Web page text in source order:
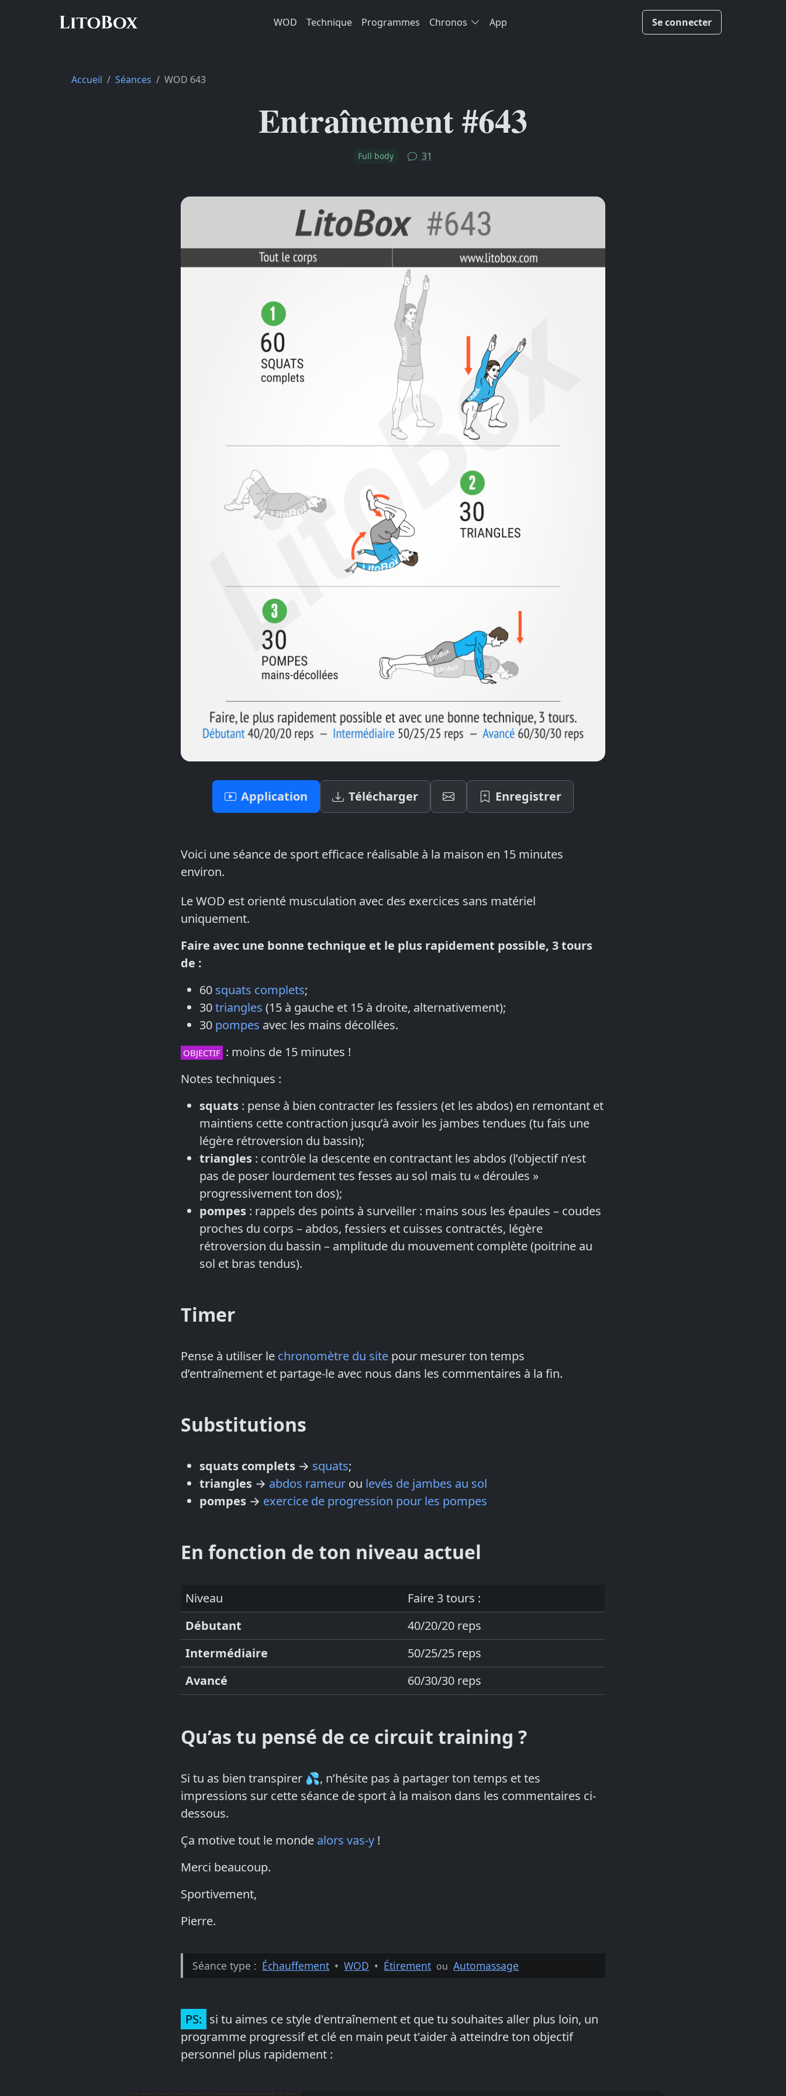
Se connecter
WOD Technique Programmes Chronos App
Accueil Séances WOD 643
Entraînement #643
Full body 31
Application Télécharger Enregistrer
Voici une séance de sport efficace réalisable à la maison en 15 minutes
environ.
Le WOD est orienté musculation avec des exercices sans matériel
uniquement.
Faire avec une bonne technique et le plus rapidement possible, 3 tours
de :
60 squats complets;
30triangles (15 à gauche et 15 à droite, alternativement);
30 pompes avec les mains décollées.
OBJECTIF : moins de 15 minutes !
Notes techniques :
squats : pense à bien contracter les fessiers (et les abdos) en remontant et
maintiens cette contraction jusqu’à avoir les jambes tendues (tu fais une
légère rétroversion du bassin);
triangles : contrôle la descente en contractant les abdos (l’objectif n’est
pas de poser lourdement tes fesses au sol mais tu « déroules »
progressivement ton dos);
pompes : rappels des points à surveiller : mains sous les épaules – coudes
proches du corps – abdos, fessiers et cuisses contractés, légère
rétroversion du bassin – amplitude du mouvement complète (poitrine au
sol et bras tendus).
Timer
Pense à utiliser le chronomètre du site pour mesurer ton temps
d’entraînement et partage-le avec nous dans les commentaires à la fin.
Substitutions
squats complets → squats;
triangles → abdos rameur ou levés de jambes au sol
pompes → exercice de progression pour les pompes
En fonction de ton niveau actuel
Niveau
Faire 3 tours :
Débutant
40/20/20 reps
Intermédiaire
50/25/25 reps
Avancé
60/30/30 reps
Qu’as tu pensé de ce circuit training ?
Si tu as bien transpirer 💦, n’hésite pas à partager ton temps et tes
impressions sur cette séance de sport à la maison dans les commentaires ci-
dessous.
Ça motive tout le monde alors vas-y !
Merci beaucoup.
Sportivement,
Pierre.
Séance type : Échauffement • WOD • Étirement ou Automassage
PS: si tu aimes ce style d'entraînement et que tu souhaites aller plus loin, un
programme progressif et clé en main peut t'aider à atteindre ton objectif
personnel plus rapidement :